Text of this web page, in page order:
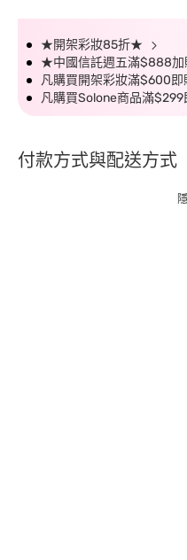
★開架彩妝85折★
★中國信託週五滿$888
凡購買開架彩妝滿$600即
凡購買Solone商品滿
付款方式與配送方式